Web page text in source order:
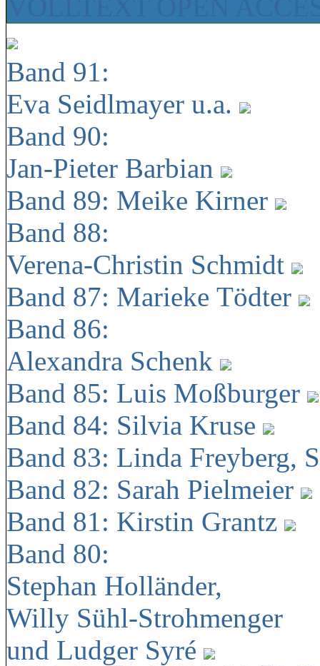
Band 91:
Eva Seidlmayer u.a.
Band 90:
Jan-Pieter Barbian
Band 89: Meike Kirner
Band 88:
Verena-Christin Schmidt
Band 87: Marieke Tödter
Band 86:
Alexandra Schenk
Band 85: Luis Moßburger
Band 84: Silvia Kruse
Band 83: Linda Freyberg,
Band 82: Sarah Pielmeier
Band 81: Kirstin Grantz
Band 80:
Stephan Holländer,
Willy Sühl-Strohmenger
und Ludger Syré